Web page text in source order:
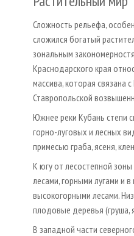
Сложность рельефа,
сложился богатый
зональным
Краснодарского края
массива, которая связана
Ставропольской
Южнее реки Кубань степи
горно-луговых и лесных
примесью граба, ясеня,
К югу от лесостепной
лесами, горными лугами и
высокогорными лесами.
плодовые деревья (груша,
В западной части